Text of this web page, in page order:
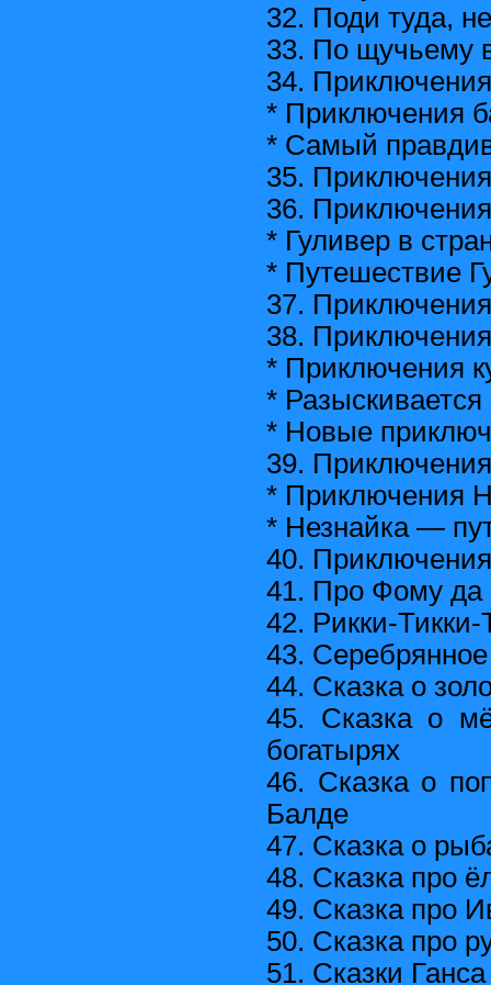
32. Поди туда,
33. По щучьему
34.
* Приключения
* Самый
35.
36.
* Гуливер в
* Путешествие
37.
38.
* Приключения
* Разыскивается
* Новые
39.
* Приключения
* Незнайка —
40.
41. Про Фому да
42. Рикки-Тикки-
43.
44. Сказка о
45. Сказка о
богатырях
46. Сказка о
Балде
47. Сказка о
48. Сказка про
49. Сказка про
50. Сказка про
51. Сказки